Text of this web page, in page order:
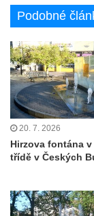
Kašna pod
parku v
Kašna v
Kašna na
Kašna na
svatého
Kašna na
Kašna v
Podobné
20. 7. 2026
Hirzova fontána
třídě v Českých